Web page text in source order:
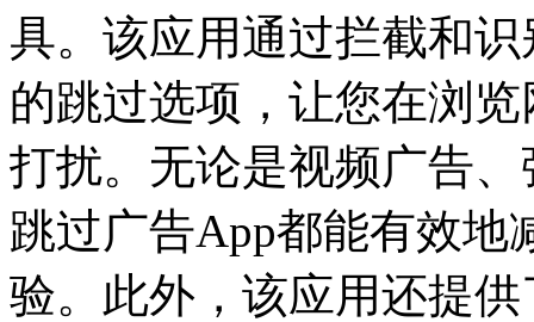
具。该应用通过拦截和
的跳过选项，让您在浏
打扰。无论是视频广告
跳过广告App都能有效地
验。此外，该应用还提